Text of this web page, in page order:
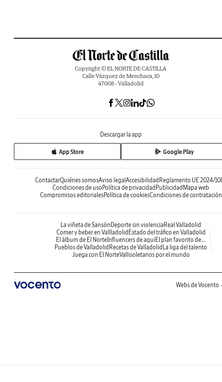
Copyright © EL NORTE DE CASTILLA
Calle Vázquez de Menchaca, 10
47008 - Valladolid
Descargar la app
App Store Google Play
ContactarQuiénes somosAviso legal Accesibilidad Reglamento UE 2024/
Condiciones de uso Política de privacidad Publicidad Mapa web
Compromisos editorialesPolítica de cookiesCondiciones de contratación
La viñeta de Sansón Deporte sin violencia Real Valladolid
Comer y beber en Vallladolid Estado del tráfico en Valladolid
El álbum de El NorteInfluencers de aquíEl plan favorito de...
Pueblos de Valladolid Recetas de Valladolid La liga del talento
Juega con El NorteVallisoletanos por el mundo
Webs de Vocento